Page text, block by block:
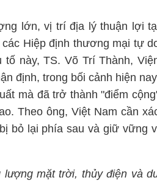
lớn, vị trí địa lý thuận lợi
Hiệp định thương mại tự
này, TS. Võ Trí Thành,
định, trong bối cảnh hiện
mà đã trở thành "điểm
Theo ông, Việt Nam cần
bỏ lại phía sau và giữ vững
lượng mặt trời, thủy điện và